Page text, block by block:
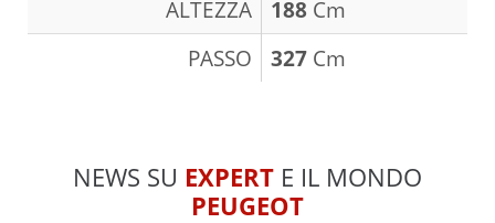
ALTEZZA 188 Cm
PASSO
327 Cm
NEWS SU EXPERT E IL MONDO
PEUGEOT